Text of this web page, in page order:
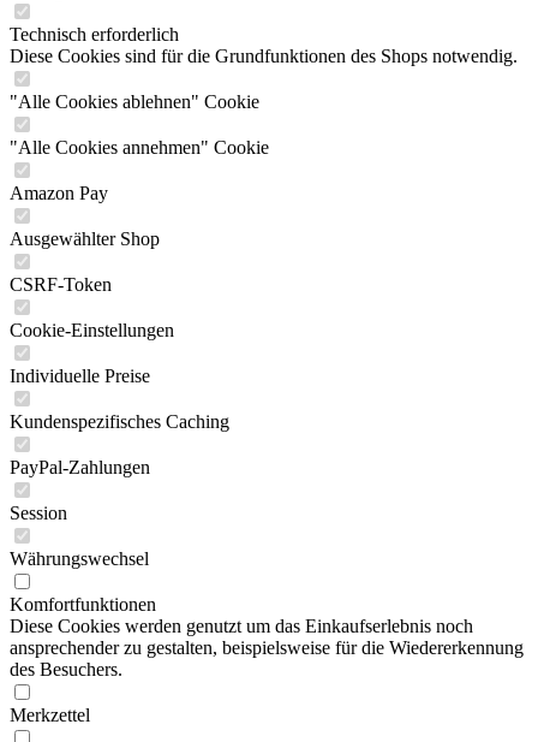
Technisch erforderlich
Diese Cookies sind für die Grundfunktionen des Shops notwendig.
"Alle Cookies ablehnen" Cookie
"Alle Cookies annehmen" Cookie
Amazon Pay
Ausgewählter Shop
CSRF-Token
Cookie-Einstellungen
Individuelle Preise
Kundenspezifisches Caching
PayPal-Zahlungen
Session
Währungswechsel
Komfortfunktionen
Diese Cookies werden genutzt um das Einkaufserlebnis noch
ansprechender zu gestalten, beispielsweise für die Wiedererkennung
des Besuchers.
Merkzettel